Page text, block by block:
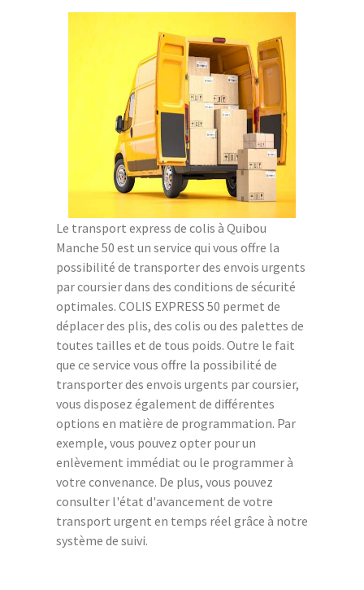
Le transport express de colis à Quibou
Manche 50 est un service qui vous offre la
possibilité de transporter des envois urgents
par coursier dans des conditions de sécurité
optimales. COLIS EXPRESS 50 permet de
déplacer des plis, des colis ou des palettes de
toutes tailles et de tous poids. Outre le fait
que ce service vous offre la possibilité de
transporter des envois urgents par coursier,
vous disposez également de différentes
options en matière de programmation. Par
exemple, vous pouvez opter pour un
enlèvement immédiat ou le programmer à
votre convenance. De plus, vous pouvez
consulter l'état d'avancement de votre
transport urgent en temps réel grâce à notre
système de suivi.